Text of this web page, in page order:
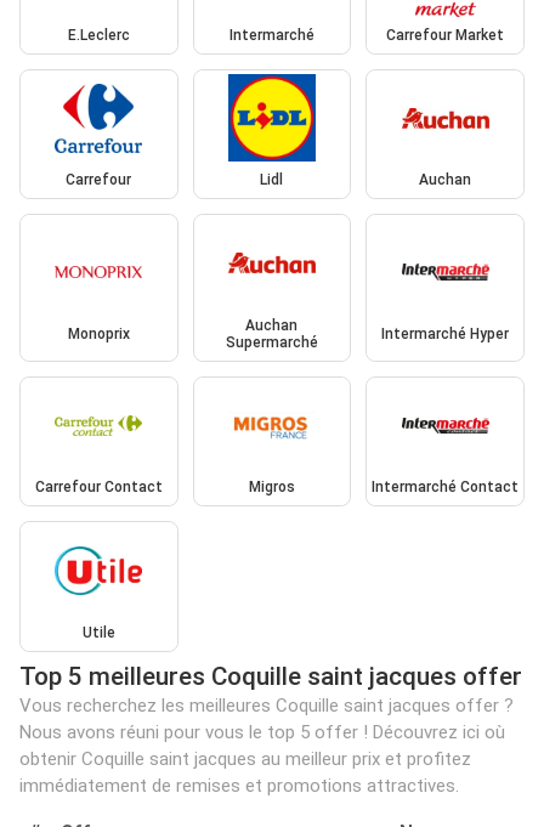
E.Leclerc Intermarché Carrefour Market
Carrefour Lidl Auchan
Monoprix
Auchan
Supermarché
Intermarché Hyper
Carrefour Contact Migros Intermarché Contact
Utile
Top 5 meilleures Coquille saint jacques offer
Vous recherchez les meilleures Coquille saint jacques offer ?
Nous avons réuni pour vous le top 5 offer ! Découvrez ici où
obtenir Coquille saint jacques au meilleur prix et profitez
immédiatement de remises et promotions attractives.